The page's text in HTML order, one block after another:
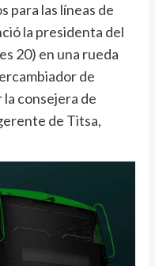
para las líneas de
la presidenta del
20) en una rueda
de
consejera de
de Titsa,